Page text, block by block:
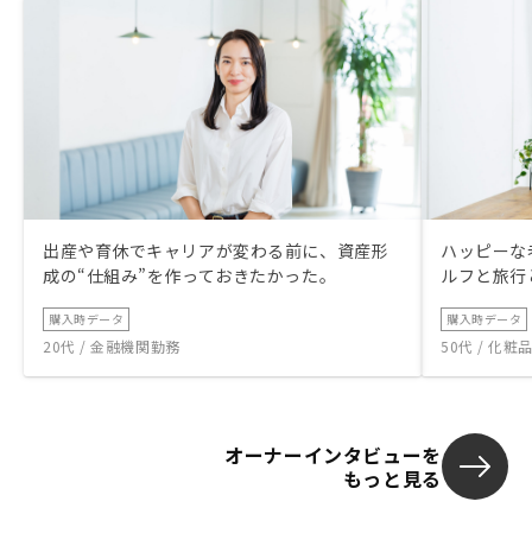
出産や育休でキャリアが変わる前に、資産形
成の“仕組み”を作っておきたかった。
購入時データ
20代 / 金融機関勤務
ハッピー
ルフと旅
購入時データ
50代 / 化粧
オーナーインタビューを
もっと見る